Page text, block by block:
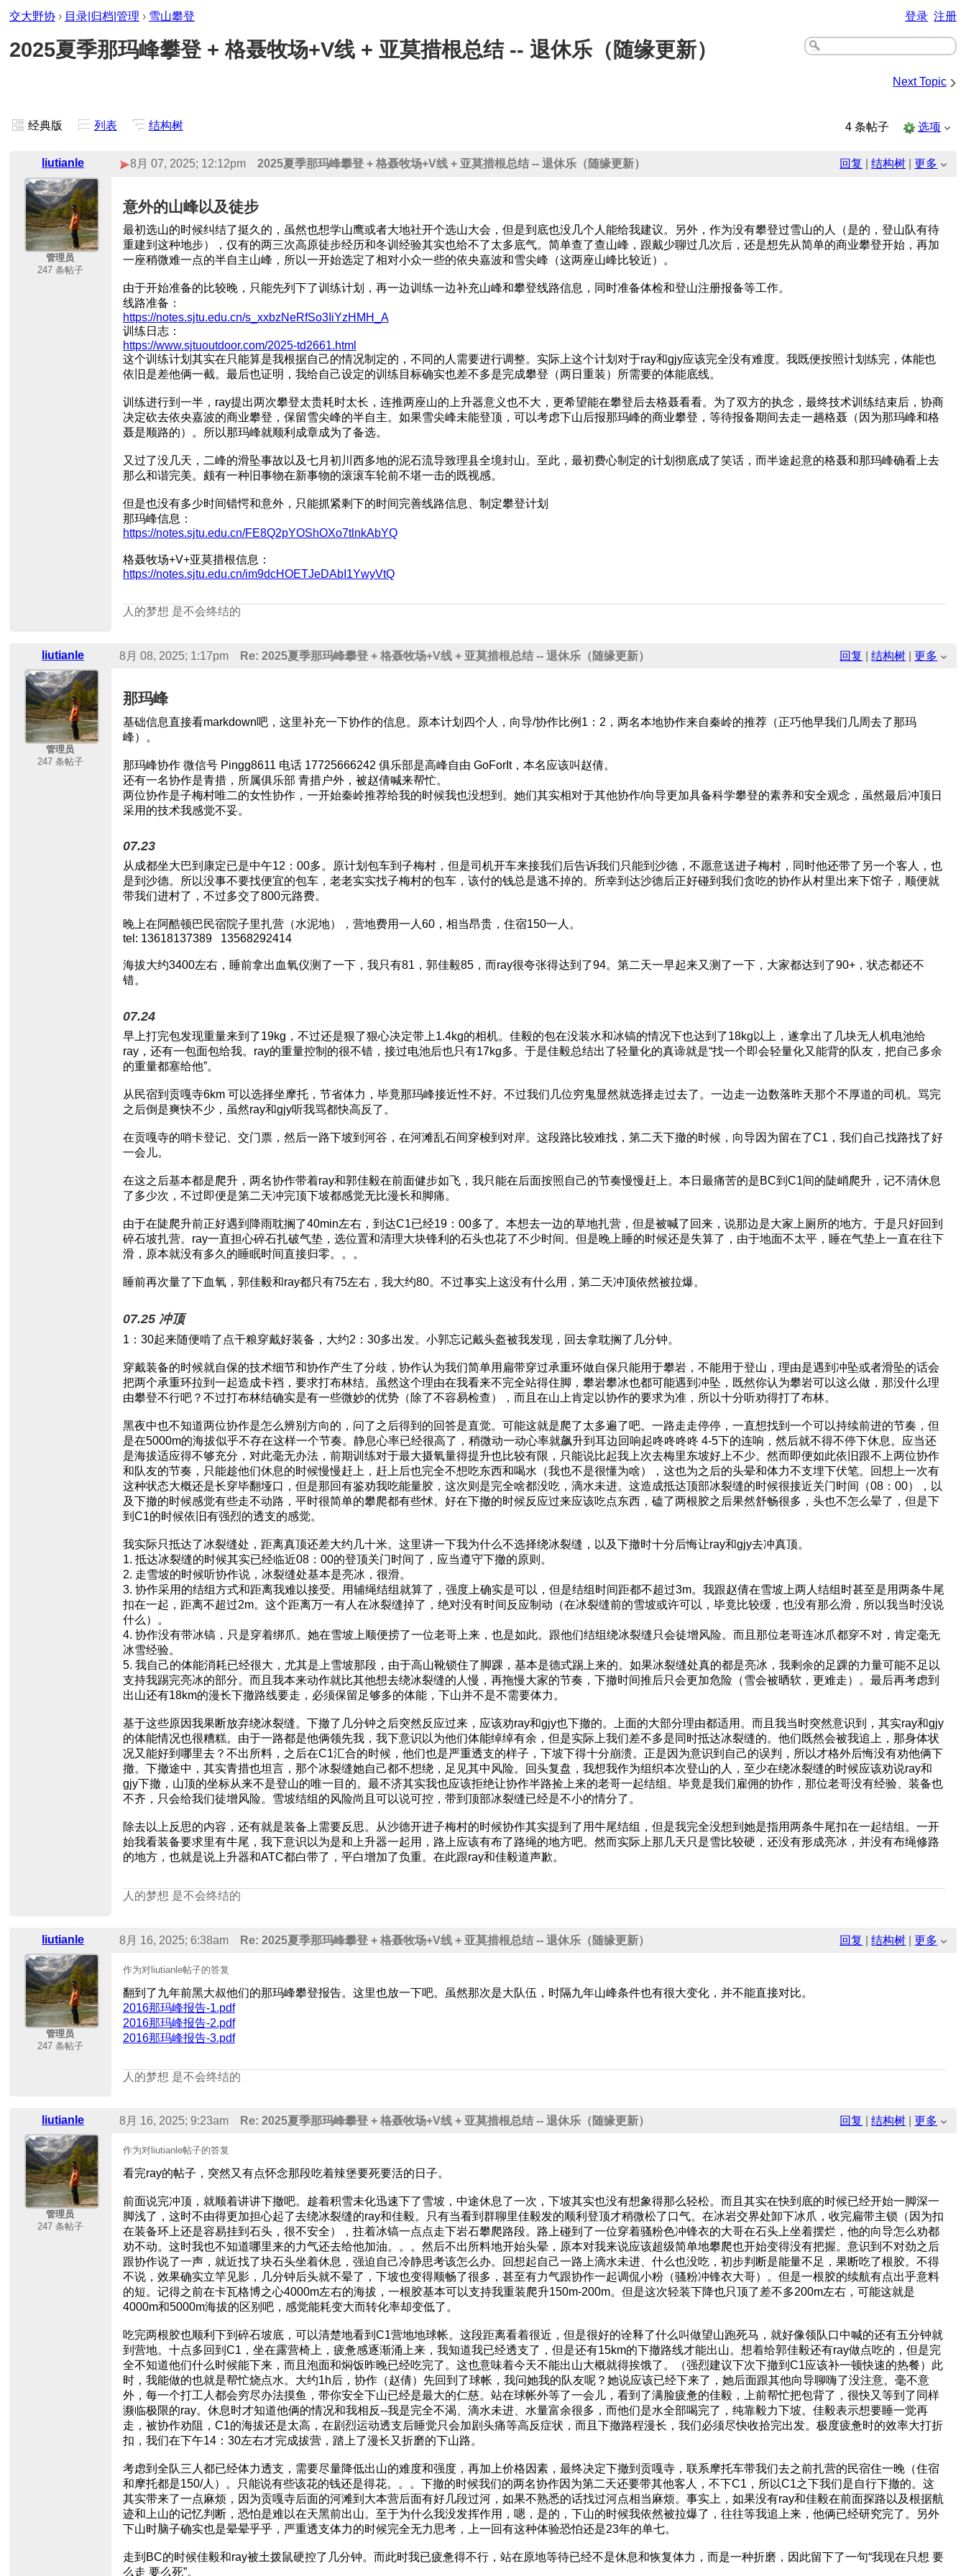
交大野协 › 目录|归档|管理 › 雪山攀登 登录 注册
2025夏季那玛峰攀登 + 格聂牧场+V线 + 亚莫措根总结 -- 退休乐（随缘更新）
Next Topic ›
经典版 列表 结构树 4 条帖子 选项
liutianle 回复 |结构树 |更多
8月 07, 2025; 12:12pm 2025夏季那玛峰攀登 + 格聂牧场+V线 + 亚莫措根总结 -- 退休乐（随缘更新）
管理员
247 条帖子
意外的山峰以及徒步
最初选山的时候纠结了挺久的，虽然也想学山鹰或者大地社开个选山大会，但是到底也没几个人能给我建议。另外，作为没有攀登过雪山的人（是的，登山队有待
重建到这种地步），仅有的两三次高原徒步经历和冬训经验其实也给不了太多底气。简单查了查山峰，跟戴少聊过几次后，还是想先从简单的商业攀登开始，再加
一座稍微难一点的半自主山峰，所以一开始选定了相对小众一些的依央嘉波和雪尖峰（这两座山峰比较近）。
由于开始准备的比较晚，只能先列下了训练计划，再一边训练一边补充山峰和攀登线路信息，同时准备体检和登山注册报备等工作。
线路准备：
https://notes.sjtu.edu.cn/s_xxbzNeRfSo3IiYzHMH_A
训练日志：
https://www.sjtuoutdoor.com/2025-td2661.html
这个训练计划其实在只能算是我根据自己的情况制定的，不同的人需要进行调整。实际上这个计划对于ray和gjy应该完全没有难度。我既便按照计划练完，体能也
依旧是差他俩一截。最后也证明，我给自己设定的训练目标确实也差不多是完成攀登（两日重装）所需要的体能底线。
训练进行到一半，ray提出两次攀登太贵耗时太长，连推两座山的上升器意义也不大，更希望能在攀登后去格聂看看。为了双方的执念，最终技术训练结束后，协商
决定砍去依央嘉波的商业攀登，保留雪尖峰的半自主。如果雪尖峰未能登顶，可以考虑下山后报那玛峰的商业攀登，等待报备期间去走一趟格聂（因为那玛峰和格
聂是顺路的）。所以那玛峰就顺利成章成为了备选。
又过了没几天，二峰的滑坠事故以及七月初川西多地的泥石流导致理县全境封山。至此，最初费心制定的计划彻底成了笑话，而半途起意的格聂和那玛峰确看上去
那么和谐完美。颇有一种旧事物在新事物的滚滚车轮前不堪一击的既视感。
但是也没有多少时间错愕和意外，只能抓紧剩下的时间完善线路信息、制定攀登计划
那玛峰信息：
https://notes.sjtu.edu.cn/FE8Q2pYOShOXo7tlnkAbYQ
格聂牧场+V+亚莫措根信息：
https://notes.sjtu.edu.cn/im9dcHOETJeDAbI1YwyVtQ
人的梦想 是不会终结的
liutianle 回复 |结构树 |更多
8月 08, 2025; 1:17pm Re: 2025夏季那玛峰攀登 + 格聂牧场+V线 + 亚莫措根总结 -- 退休乐（随缘更新）
管理员
247 条帖子
那玛峰
基础信息直接看markdown吧，这里补充一下协作的信息。原本计划四个人，向导/协作比例1：2，两名本地协作来自秦岭的推荐（正巧他早我们几周去了那玛
峰）。
那玛峰协作 微信号 Pingg8611 电话 17725666242 俱乐部是高峰自由 GoForIt，本名应该叫赵倩。
还有一名协作是青措，所属俱乐部 青措户外，被赵倩喊来帮忙。
两位协作是子梅村唯二的女性协作，一开始秦岭推荐给我的时候我也没想到。她们其实相对于其他协作/向导更加具备科学攀登的素养和安全观念，虽然最后冲顶日
采用的技术我感觉不妥。
07.23
从成都坐大巴到康定已是中午12：00多。原计划包车到子梅村，但是司机开车来接我们后告诉我们只能到沙德，不愿意送进子梅村，同时他还带了另一个客人，也
是到沙德。所以没事不要找便宜的包车，老老实实找子梅村的包车，该付的钱总是逃不掉的。所幸到达沙德后正好碰到我们贪吃的协作从村里出来下馆子，顺便就
带我们进村了，不过多交了800元路费。
晚上在阿酷顿巴民宿院子里扎营（水泥地），营地费用一人60，相当昂贵，住宿150一人。
tel: 13618137389 13568292414
海拔大约3400左右，睡前拿出血氧仪测了一下，我只有81，郭佳毅85，而ray很夸张得达到了94。第二天一早起来又测了一下，大家都达到了90+，状态都还不
错。
07.24
早上打完包发现重量来到了19kg，不过还是狠了狠心决定带上1.4kg的相机。佳毅的包在没装水和冰镐的情况下也达到了18kg以上，遂拿出了几块无人机电池给
ray，还有一包面包给我。ray的重量控制的很不错，接过电池后也只有17kg多。于是佳毅总结出了轻量化的真谛就是“找一个即会轻量化又能背的队友，把自己多余
的重量都塞给他”。
从民宿到贡嘎寺6km 可以选择坐摩托，节省体力，毕竟那玛峰接近性不好。不过我们几位穷鬼显然就选择走过去了。一边走一边数落昨天那个不厚道的司机。骂完
之后倒是爽快不少，虽然ray和gjy听我骂都快高反了。
在贡嘎寺的哨卡登记、交门票，然后一路下坡到河谷，在河滩乱石间穿梭到对岸。这段路比较难找，第二天下撤的时候，向导因为留在了C1，我们自己找路找了好
一会儿。
在这之后基本都是爬升，两名协作带着ray和郭佳毅在前面健步如飞，我只能在后面按照自己的节奏慢慢赶上。本日最痛苦的是BC到C1间的陡峭爬升，记不清休息
了多少次，不过即便是第二天冲完顶下坡都感觉无比漫长和脚痛。
由于在陡爬升前正好遇到降雨耽搁了40min左右，到达C1已经19：00多了。本想去一边的草地扎营，但是被喊了回来，说那边是大家上厕所的地方。于是只好回到
碎石坡扎营。ray一直担心碎石扎破气垫，选位置和清理大块锋利的石头也花了不少时间。但是晚上睡的时候还是失算了，由于地面不太平，睡在气垫上一直在往下
滑，原本就没有多久的睡眠时间直接归零。。。
睡前再次量了下血氧，郭佳毅和ray都只有75左右，我大约80。不过事实上这没有什么用，第二天冲顶依然被拉爆。
07.25 冲顶
1：30起来随便啃了点干粮穿戴好装备，大约2：30多出发。小郭忘记戴头盔被我发现，回去拿耽搁了几分钟。
穿戴装备的时候就自保的技术细节和协作产生了分歧，协作认为我们简单用扁带穿过承重环做自保只能用于攀岩，不能用于登山，理由是遇到冲坠或者滑坠的话会
把两个承重环拉到一起造成卡裆，要求打布林结。虽然这个理由在我看来不完全站得住脚，攀岩攀冰也都可能遇到冲坠，既然你认为攀岩可以这么做，那没什么理
由攀登不行吧？不过打布林结确实是有一些微妙的优势（除了不容易检查），而且在山上肯定以协作的要求为准，所以十分听劝得打了布林。
黑夜中也不知道两位协作是怎么辨别方向的，问了之后得到的回答是直觉。可能这就是爬了太多遍了吧。一路走走停停，一直想找到一个可以持续前进的节奏，但
是在5000m的海拔似乎不存在这样一个节奏。静息心率已经很高了，稍微动一动心率就飙升到耳边回响起咚咚咚咚 4-5下的连响，然后就不得不停下休息。应当还
是海拔适应得不够充分，对此毫无办法，前期训练对于最大摄氧量得提升也比较有限，只能说比起我上次去梅里东坡好上不少。然而即便如此依旧跟不上两位协作
和队友的节奏，只能趁他们休息的时候慢慢赶上，赶上后也完全不想吃东西和喝水（我也不是很懂为啥），这也为之后的头晕和体力不支埋下伏笔。回想上一次有
这种状态大概还是长穿毕翻垭口，但是那回有鉴劝我吃能量胶，这次则是完全啥都没吃，滴水未进。这造成抵达顶部冰裂缝的时候很接近关门时间（08：00），以
及下撤的时候感觉有些走不动路，平时很简单的攀爬都有些怵。好在下撤的时候反应过来应该吃点东西，磕了两根胶之后果然舒畅很多，头也不怎么晕了，但是下
到C1的时候依旧有强烈的透支的感觉。
我实际只抵达了冰裂缝处，距离真顶还差大约几十米。这里讲一下我为什么不选择绕冰裂缝，以及下撤时十分后悔让ray和gjy去冲真顶。
1. 抵达冰裂缝的时候其实已经临近08：00的登顶关门时间了，应当遵守下撤的原则。
2. 走雪坡的时候听协作说，冰裂缝处基本是亮冰，很滑。
3. 协作采用的结组方式和距离我难以接受。用辅绳结组就算了，强度上确实是可以，但是结组时间距都不超过3m。我跟赵倩在雪坡上两人结组时甚至是用两条牛尾
扣在一起，距离不超过2m。这个距离万一有人在冰裂缝掉了，绝对没有时间反应制动（在冰裂缝前的雪坡或许可以，毕竟比较缓，也没有那么滑，所以我当时没说
什么）。
4. 协作没有带冰镐，只是穿着绑爪。她在雪坡上顺便捞了一位老哥上来，也是如此。跟他们结组绕冰裂缝只会徒增风险。而且那位老哥连冰爪都穿不对，肯定毫无
冰雪经验。
5. 我自己的体能消耗已经很大，尤其是上雪坡那段，由于高山靴锁住了脚踝，基本是德式踢上来的。如果冰裂缝处真的都是亮冰，我剩余的足踝的力量可能不足以
支持我踢完亮冰的部分。而且我本来动作就比其他想去绕冰裂缝的人慢，再拖慢大家的节奏，下撤时间推后只会更加危险（雪会被晒软，更难走）。最后再考虑到
出山还有18km的漫长下撤路线要走，必须保留足够多的体能，下山并不是不需要体力。
基于这些原因我果断放弃绕冰裂缝。下撤了几分钟之后突然反应过来，应该劝ray和gjy也下撤的。上面的大部分理由都适用。而且我当时突然意识到，其实ray和gjy
的体能情况也很糟糕。由于一路都是他俩领先我，我下意识以为他们体能绰绰有余，但是实际上我们差不多是同时抵达冰裂缝的。他们既然会被我追上，那身体状
况又能好到哪里去？不出所料，之后在C1汇合的时候，他们也是严重透支的样子，下坡下得十分崩溃。正是因为意识到自己的误判，所以才格外后悔没有劝他俩下
撤。下撤途中，其实青措也坦言，那个冰裂缝她自己都不想绕，足见其中风险。回头复盘，我想我作为组织本次登山的人，至少在绕冰裂缝的时候应该劝说ray和
gjy下撤，山顶的坐标从来不是登山的唯一目的。最不济其实我也应该拒绝让协作半路捡上来的老哥一起结组。毕竟是我们雇佣的协作，那位老哥没有经验、装备也
不齐，只会给我们徒增风险。雪坡结组的风险尚且可以说可控，带到顶部冰裂缝已经是不小的情分了。
除去以上反思的内容，还有就是装备上需要反思。从沙德开进子梅村的时候协作其实提到了用牛尾结组，但是我完全没想到她是指用两条牛尾扣在一起结组。一开
始我看装备要求里有牛尾，我下意识以为是和上升器一起用，路上应该有布了路绳的地方吧。然而实际上那几天只是雪比较硬，还没有形成亮冰，并没有布绳修路
的地方，也就是说上升器和ATC都白带了，平白增加了负重。在此跟ray和佳毅道声歉。
人的梦想 是不会终结的
liutianle 回复 |结构树 |更多
8月 16, 2025; 6:38am Re: 2025夏季那玛峰攀登 + 格聂牧场+V线 + 亚莫措根总结 -- 退休乐（随缘更新）
管理员
247 条帖子
作为对liutianle帖子的答复
翻到了九年前黑大叔他们的那玛峰攀登报告。这里也放一下吧。虽然那次是大队伍，时隔九年山峰条件也有很大变化，并不能直接对比。
2016那玛峰报告-1.pdf
2016那玛峰报告-2.pdf
2016那玛峰报告-3.pdf
人的梦想 是不会终结的
liutianle 回复 |结构树 |更多
8月 16, 2025; 9:23am Re: 2025夏季那玛峰攀登 + 格聂牧场+V线 + 亚莫措根总结 -- 退休乐（随缘更新）
管理员
247 条帖子
作为对liutianle帖子的答复
看完ray的帖子，突然又有点怀念那段吃着辣堡要死要活的日子。
前面说完冲顶，就顺着讲讲下撤吧。趁着积雪未化迅速下了雪坡，中途休息了一次，下坡其实也没有想象得那么轻松。而且其实在快到底的时候已经开始一脚深一
脚浅了，这时不由得更加担心起了去绕冰裂缝的ray和佳毅。只有当看到群聊里佳毅发的顺利登顶才稍微松了口气。在冰岩交界处卸下冰爪，收完扁带主锁（因为扣
在装备环上还是容易挂到石头，很不安全），拄着冰镐一点点走下岩石攀爬路段。路上碰到了一位穿着骚粉色冲锋衣的大哥在石头上坐着摆烂，他的向导怎么劝都
劝不动。这时我也不知道哪里来的力气还去给他加油。。。然后不出所料地开始头晕，原本对我来说应该超级简单地攀爬也开始变得没有把握。意识到不对劲之后
跟协作说了一声，就近找了块石头坐着休息，强迫自己冷静思考该怎么办。回想起自己一路上滴水未进、什么也没吃，初步判断是能量不足，果断吃了根胶。不得
不说，效果确实立竿见影，几分钟后头就不晕了，下坡也变得顺畅了很多，甚至有力气跟协作一起调侃小粉（骚粉冲锋衣大哥）。但是一根胶的续航有点出乎意料
的短。记得之前在卡瓦格博之心4000m左右的海拔，一根胶基本可以支持我重装爬升150m-200m。但是这次轻装下降也只顶了差不多200m左右，可能这就是
4000m和5000m海拔的区别吧，感觉能耗变大而转化率却变低了。
吃完两根胶也顺利下到碎石坡底，可以清楚地看到C1营地地球帐。这段距离看着很近，但是很好的诠释了什么叫做望山跑死马，就好像领队口中喊的还有五分钟就
到营地。十点多回到C1，坐在露营椅上，疲惫感逐渐涌上来，我知道我已经透支了，但是还有15km的下撤路线才能出山。想着给郭佳毅还有ray做点吃的，但是完
全不知道他们什么时候能下来，而且泡面和焖饭昨晚已经吃完了。这也意味着今天不能出山大概就得挨饿了。（强烈建议下次下撤到C1应该补一顿快速的热餐）此
时，我能做的也就是帮忙烧点水。大约1h后，协作（赵倩）先回到了球帐，我问她我的队友呢？她说应该已经下来了，她后面跟其他向导聊嗨了没注意。毫不意
外，每一个打工人都会穷尽办法摸鱼，带你安全下山已经是最大的仁慈。站在球帐外等了一会儿，看到了满脸疲惫的佳毅，上前帮忙把包背了，很快又等到了同样
濒临极限的ray。休息时才知道他俩的情况和我相反--我是完全不渴、滴水未进、水量富余很多，而他们是水全部喝完了，纯靠毅力下坡。佳毅表示想要睡一觉再
走，被协作劝阻，C1的海拔还是太高，在剧烈运动透支后睡觉只会加剧头痛等高反症状，而且下撤路程漫长，我们必须尽快收拾完出发。极度疲惫时的效率大打折
扣，我们在下午14：30左右才完成拔营，踏上了漫长又折磨的下山路。
考虑到全队三人都已经体力透支，需要尽量降低出山的难度和强度，再加上价格因素，最终决定下撤到贡嘎寺，联系摩托车带我们去之前扎营的民宿住一晚（住宿
和摩托都是150/人）。只能说有些该花的钱还是得花。。。下撤的时候我们的两名协作因为第二天还要带其他客人，不下C1，所以C1之下我们是自行下撤的。这
其实带来了一点麻烦，因为贡嘎寺后面的河滩到大本营后面有好几段过河，如果不熟悉的话找过河点相当麻烦。事实上，如果没有ray和佳毅在前面探路以及根据航
迹和上山的记忆判断，恐怕是难以在天黑前出山。至于为什么我没发挥作用，嗯，是的，下山的时候我依然被拉爆了，往往等我追上来，他俩已经研究完了。另外
下山时脑子确实也是晕晕乎乎，严重透支体力的时候完全无力思考，上一回有这种体验恐怕还是23年的单七。
走到BC的时候佳毅和ray被土拨鼠硬控了几分钟。而此时我已疲惫得不行，站在原地等待已经不是休息和恢复体力，而是一种折磨，因此留下了一句“我现在只想 要
么走 要么死”。